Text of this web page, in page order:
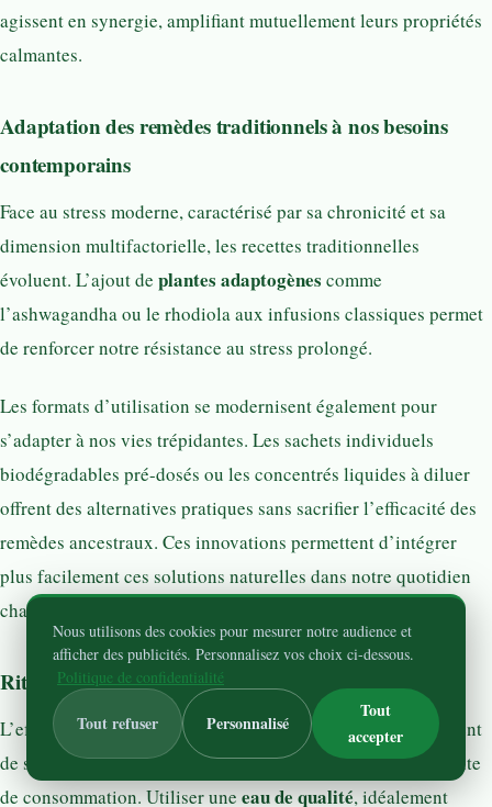
agissent en synergie, amplifiant mutuellement leurs propriétés
calmantes.
Adaptation des remèdes traditionnels à nos besoins
contemporains
Face au stress moderne, caractérisé par sa chronicité et sa
dimension multifactorielle, les recettes traditionnelles
évoluent. L’ajout de plantes adaptogènes comme
l’ashwagandha ou le rhodiola aux infusions classiques permet
de renforcer notre résistance au stress prolongé.
Les formats d’utilisation se modernisent également pour
s’adapter à nos vies trépidantes. Les sachets individuels
biodégradables pré-dosés ou les concentrés liquides à diluer
offrent des alternatives pratiques sans sacrifier l’efficacité des
remèdes ancestraux. Ces innovations permettent d’intégrer
plus facilement ces solutions naturelles dans notre quotidien
chargé.
Rituels de préparation pour maximiser les bienfaits
L’efficacité d’une tisane anti-stress ne dépend pas uniquement
de sa composition, mais aussi de sa préparation et du contexte
de consommation. Utiliser uneeau de qualité, idéalement
Nous utilisons des cookies pour mesurer notre audience et
afficher des publicités. Personnalisez vos choix ci-dessous.
Politique de confidentialité
Tout refuser Personnalisé
Tout
accepter